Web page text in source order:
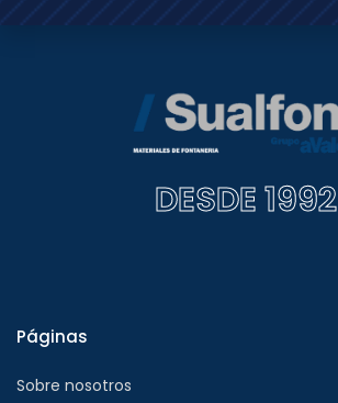
DESDE 1992
Páginas
Sobre nosotros